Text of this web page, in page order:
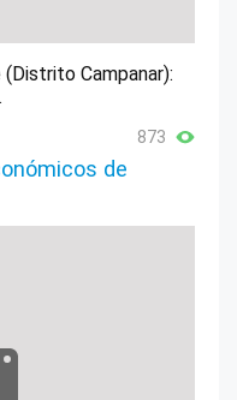
Campanar):
873
de